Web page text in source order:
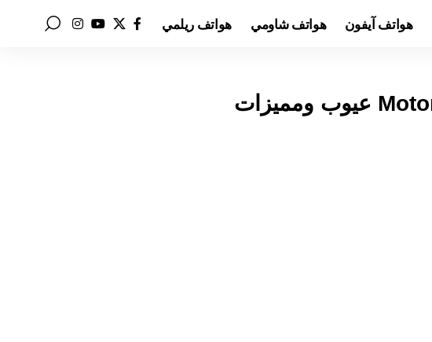
هواتف آيفون هواتف شاومي هواتف ريلمي